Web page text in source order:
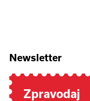
Newsletter
Zpravodaj